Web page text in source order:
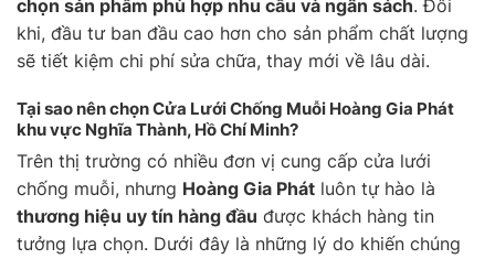
chọn sản phẩm phù hợp nhu cầu và ngân sách. Đôi
khi, đầu tư ban đầu cao hơn cho sản phẩm chất lượng
sẽ tiết kiệm chi phí sửa chữa, thay mới về lâu dài.
Tại sao nên chọn Cửa Lưới Chống Muỗi Hoàng Gia Phát
khu vực Nghĩa Thành, Hồ Chí Minh?
Trên thị trường có nhiều đơn vị cung cấp cửa lưới
chống muỗi, nhưng Hoàng Gia Phát luôn tự hào là
thương hiệu uy tín hàng đầu được khách hàng tin
tưởng lựa chọn. Dưới đây là những lý do khiến chúng